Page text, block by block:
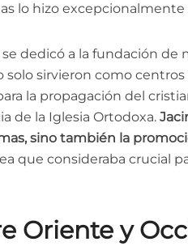
lo hizo
dedicó a la fundación
solo sirvieron como
la propagación del
de la Iglesia Ortodoxa.
sino también la
que consideraba crucial
Oriente y